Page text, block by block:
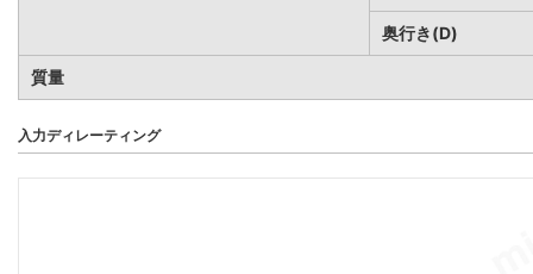
奥行き(D)
質量
入力ディレーティング